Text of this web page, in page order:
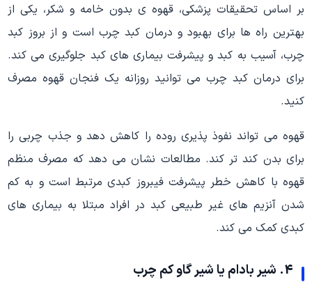
بر اساس تحقیقات پزشکی، قهوه ی بدون خامه و شکر، یکی از
بهترین راه ها برای بهبود و درمان کبد چرب است و از بروز کبد
چرب، آسیب به کبد و پیشرفت بیماری های کبد جلوگیری می کند.
برای درمان کبد چرب می توانید روزانه یک فنجان قهوه مصرف
کنید.
قهوه می تواند نفوذ پذیری روده را کاهش دهد و جذب چربی را
برای بدن کند تر کند. مطالعات نشان می دهد که مصرف منظم
قهوه با کاهش خطر پیشرفت فیبروز کبدی مرتبط است و به کم
شدن آنزیم های غیر طبیعی کبد در افراد مبتلا به بیماری های
کبدی کمک می کند.
4. شیر بادام یا شیر گاو کم چرب